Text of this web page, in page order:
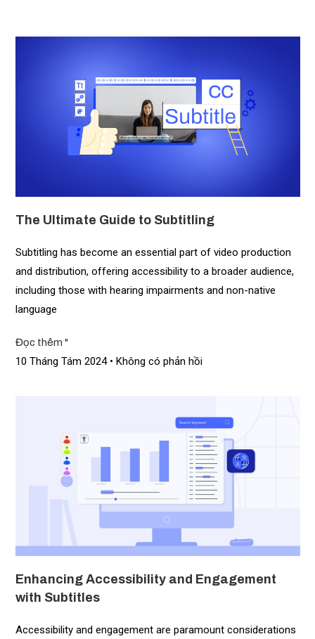
The Ultimate Guide to Subtitling
Subtitling has become an essential part of video production
and distribution, offering accessibility to a broader audience,
including those with hearing impairments and non-native
language
Đọc thêm "
10 Tháng Tám 2024 Không có phản hồi
Enhancing Accessibility and Engagement
with Subtitles
Accessibility and engagement are paramount considerations